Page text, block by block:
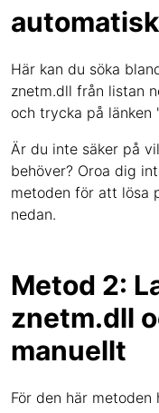
Här kan du söka
znetm.dll från listan
och trycka på länken
Är du inte säker på
behöver? Oroa dig
metoden för att lösa
nedan.
Metod 2:
znetm.dll
manuellt
För den här